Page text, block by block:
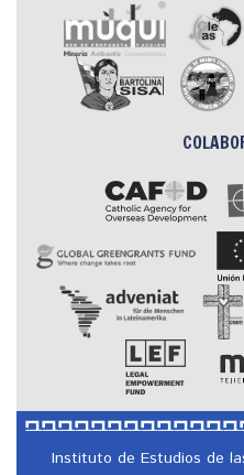
Instituto de Estudios de